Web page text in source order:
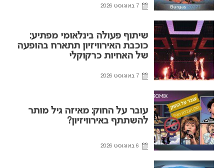
7 באוגוסט 2026
שיתוף פעולה בינלאומי מפתיע:
כוכבת האירוויזיון תתארח בהופעה
של האחיות כרקוקלי
7 באוגוסט 2026
עובר על החוק: מאיזה גיל מותר
להשתתף באירוויזיון?
6 באוגוסט 2026